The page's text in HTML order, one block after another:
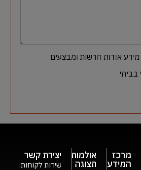
מידע אודות חדשות ומבצעים
בביתי
מרכז
המידע
אולמות
תצוגה
יצירת קשר
שירות לקוחות: